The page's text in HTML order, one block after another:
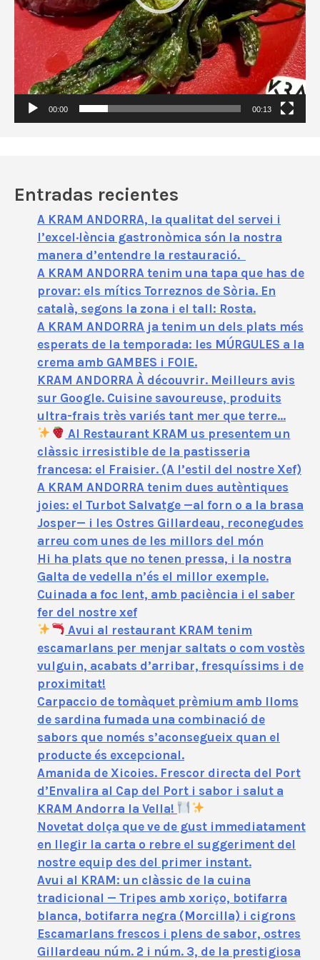
d
e
v
d
00:00 00:13
Entradas recientes
A KRAM ANDORRA, la qualitat del servei i
l’excel·lència gastronòmica són la nostra
manera d’entendre la restauració.
A KRAM ANDORRA tenim una tapa que has de
provar: els mítics Torreznos de Sòria. En
català, segons la zona i el tall: Rosta.
A KRAM ANDORRA ja tenim un dels plats més
esperats de la temporada: les MÚRGULES a la
crema amb GAMBES i FOIE.
KRAM ANDORRA À découvrir. Meilleurs avis
sur Google. Cuisine savoureuse, produits
ultra-frais très variés tant mer que terre…
Al Restaurant KRAM us presentem un
clàssic irresistible de la pastisseria
francesa: el Fraisier. (A l’estil del nostre Xef)
A KRAM ANDORRA tenim dues autèntiques
joies: el Turbot Salvatge —al forn o a la brasa
Josper— i les Ostres Gillardeau, reconegudes
arreu com unes de les millors del món
Hi ha plats que no tenen pressa, i la nostra
Galta de vedella n’és el millor exemple.
Cuinada a foc lent, amb paciència i el saber
fer del nostre xef
Avui al restaurant KRAM tenim
escamarlans per menjar saltats o com vostès
vulguin, acabats d’arribar, fresquíssims i de
proximitat!
Carpaccio de tomàquet prèmium amb lloms
de sardina fumada una combinació de
sabors que només s’aconsegueix quan el
producte és excepcional.
Amanida de Xicoies. Frescor directa del Port
d’Envalira al Cap del Port i sabor i salut a
KRAM Andorra la Vella!
Novetat dolça que ve de gust immediatament
en llegir la carta o rebre el suggeriment del
nostre equip des del primer instant.
Avui al KRAM: un clàssic de la cuina
tradicional — Tripes amb xoriço, botifarra
blanca, botifarra negra (Morcilla) i cigrons
Escamarlans frescos i plens de sabor, ostres
Gillardeau núm. 2 i núm. 3, de la prestigiosa